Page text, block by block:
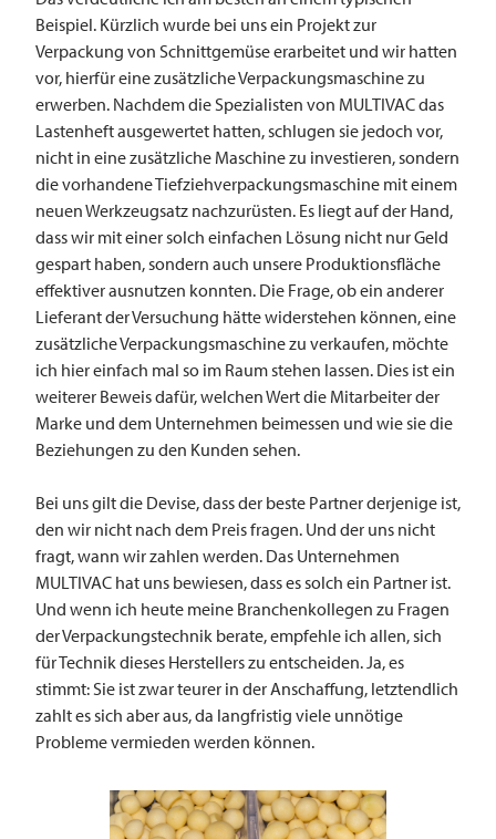
Beispiel. Kürzlich wurde bei uns ein Projekt zur
Verpackung von Schnittgemüse erarbeitet und wir hatten
vor, hierfür eine zusätzliche Verpackungsmaschine zu
erwerben. Nachdem die Spezialisten von MULTIVACdas
Lastenheft ausgewertet hatten, schlugen sie jedoch vor,
nicht in eine zusätzliche Maschine zu investieren, sondern
die vorhandene Tiefziehverpackungsmaschine mit einem
neuen Werkzeugsatz nachzurüsten. Es liegt auf der Hand,
dass wir mit einer solch einfachen Lösung nicht nur Geld
gespart haben, sondern auch unsere Produktionsfläche
effektiver ausnutzen konnten. Die Frage, ob ein anderer
Lieferant der Versuchung hätte widerstehen können, eine
zusätzliche Verpackungsmaschine zu verkaufen, möchte
ich hier einfach mal so im Raum stehen lassen. Dies ist ein
weiterer Beweis dafür, welchen Wert die Mitarbeiter der
Marke und dem Unternehmen beimessen und wie sie die
Beziehungen zu den Kunden sehen.
Bei uns gilt die Devise, dass der beste Partner derjenige ist,
den wir nicht nach dem Preis fragen. Und der uns nicht
fragt, wann wir zahlen werden. Das Unternehmen
MULTIVAC hat uns bewiesen, dass es solch ein Partner ist.
Und wenn ich heute meine Branchenkollegen zu Fragen
der Verpackungstechnik berate, empfehle ich allen, sich
für Technik dieses Herstellers zu entscheiden. Ja, es
stimmt: Sie ist zwar teurer in der Anschaffung, letztendlich
zahlt es sich aber aus, da langfristig viele unnötige
Probleme vermieden werden können.